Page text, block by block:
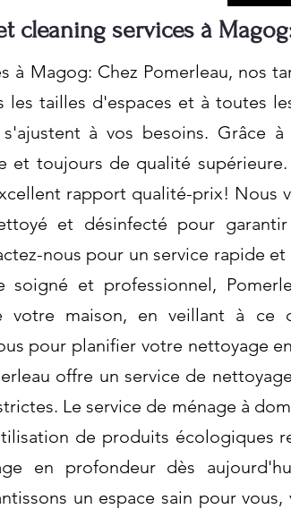
cleaning services à
à Magog: Chez Pomerleau, nos
les tailles d'espaces et à toutes
à vos besoins. Grâce
et toujours de qualité
rapport qualité-prix! Nous
et désinfecté pour
nous pour un service rapide
soigné et professionnel,
votre maison, en veillant à ce
pour planifier votre nettoyage
offre un service de
Le service de ménage à
de produits écologiques
en profondeur dès
un espace sain pour